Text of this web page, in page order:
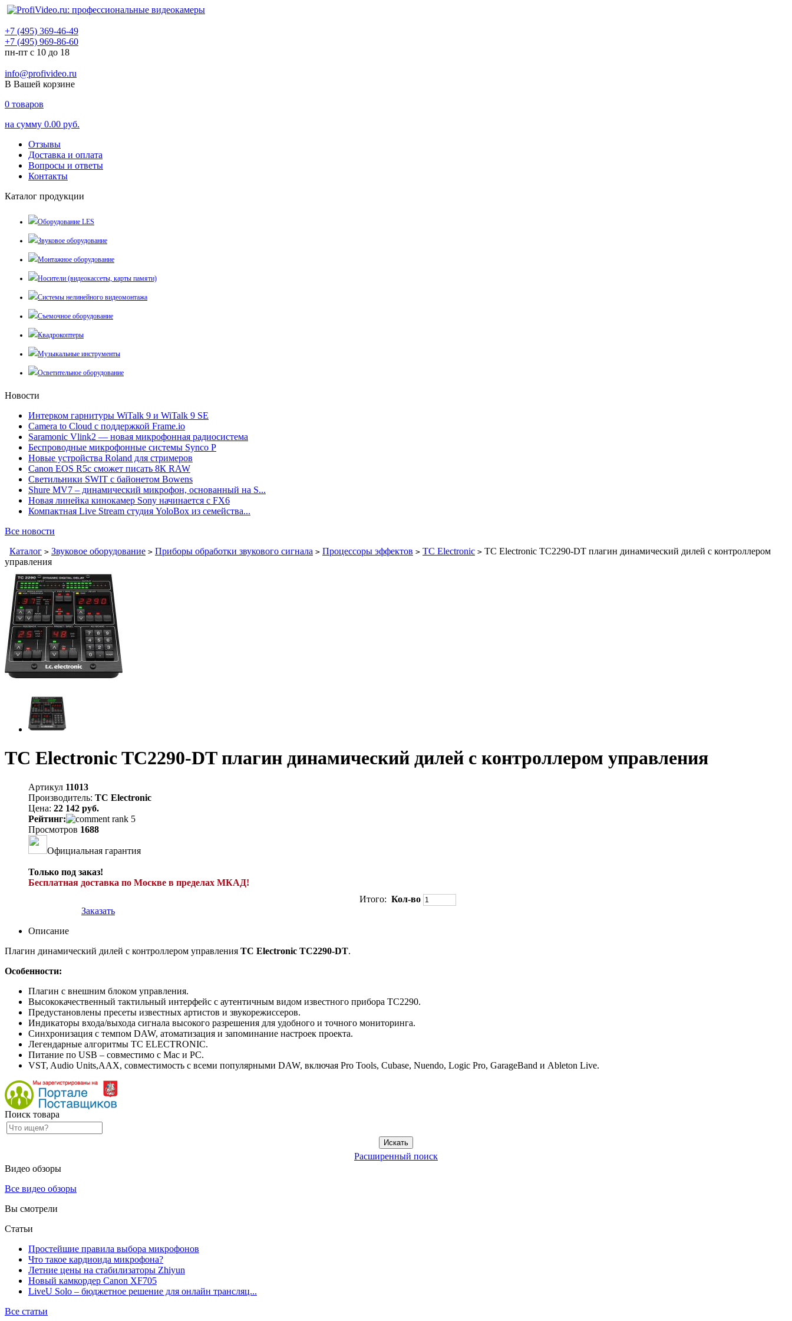
+7 (495) 369-46-49
+7 (495) 969-86-60
пн-пт с 10 до 18
info@profivideo.ru
В Вашей корзине
0 товаров
на сумму 0.00 руб.
Отзывы
Доставка и оплата
Вопросы и ответы
Контакты
Каталог продукции
Оборудование LES
Звуковое оборудование
Монтажное оборудование
Носители (видеокассеты, карты памяти)
Системы нелинейного видеомонтажа
Съемочное оборудование
Квадрокоптеры
Музыкальные инструменты
Осветительное оборудование
Новости
Интерком гарнитуры WiTalk 9 и WiTalk 9 SE
Camera to Cloud с поддержкой Frame.io
Saramonic Vlink2 — новая микрофонная радиосистема
Беспроводные микрофонные системы Synco P
Новые устройства Roland для стримеров
Canon EOS R5c сможет писать 8К RAW
Светильники SWIT с байонетом Bowens
Shure MV7 – динамический микрофон, основанный на S...
Новая линейка кинокамер Sony начинается с FX6
Компактная Live Stream студия YoloBox из семейства...
Все новости
Каталог > Звуковое оборудование > Приборы обработки звукового сигнала > Процессоры эффектов > TC Electronic > TC Electronic TC2290-DT плагин динамический дилей с контроллером
управления
TC Electronic TC2290-DT плагин динамический дилей с контроллером управления
Артикул 11013
Производитель: TC Electronic
Цена: 22 142 руб.
Рейтинг:
Просмотров 1688
Официальная гарантия
Только под заказ!
Бесплатная доставка по Москве в пределах МКАД!
Итого: Кол-во
Заказать
Описание
Плагин динамический дилей с контроллером управления TC Electronic TC2290-DT.
Особенности:
Плагин с внешним блоком управления.
Высококачественный тактильный интерфейс с аутентичным видом известного прибора TC2290.
Предустановлены пресеты известных артистов и звукорежиссеров.
Индикаторы входа/выхода сигнала высокого разрешения для удобного и точного мониторинга.
Синхронизация с темпом DAW, атоматизация и запоминание настроек проекта.
Легендарные алгоритмы TC ELECTRONIC.
Питание по USB – совместимо с Mac и PC.
VST, Audio Units,AAX, совместимость с всеми популярными DAW, включая Pro Tools, Cubase, Nuendo, Logic Pro, GarageBand и Ableton Live.
Поиск товара
Расширенный поиск
Видео обзоры
Все видео обзоры
Вы смотрели
Статьи
Простейшие правила выбора микрофонов
Что такое кардиоида микрофона?
Летние цены на стабилизаторы Zhiyun
Новый камкордер Canon XF705
LiveU Solo – бюджетное решение для онлайн трансляц...
Все статьи